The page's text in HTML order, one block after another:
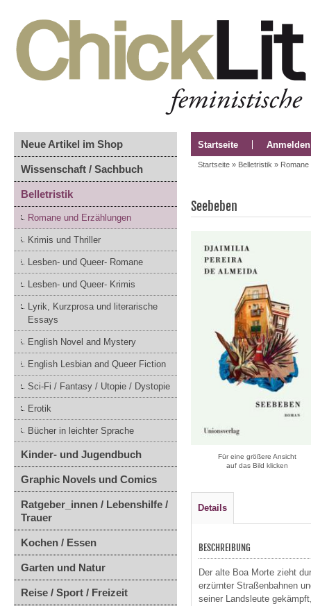
Neue Artikel im Shop
Wissenschaft / Sachbuch
Belletristik
Romane und Erzählungen
Krimis und Thriller
Lesben- und Queer- Romane
Lesben- und Queer- Krimis
Lyrik, Kurzprosa und literarische
Essays
English Novel and Mystery
English Lesbian and Queer Fiction
Sci-Fi / Fantasy / Utopie / Dystopie
Erotik
Bücher in leichter Sprache
Kinder- und Jugendbuch
Graphic Novels und Comics
Ratgeber_innen / Lebenshilfe /
Trauer
Kochen / Essen
Garten und Natur
Reise / Sport / Freizeit
Startseite Anmelden
Startseite » Belletristik »
Seebeben
Für eine größere Ansicht
auf das Bild klicken
Details
BESCHREIBUNG
Der alte Boa Morte zieht
erzürnter Straßenbahnen
seiner Landsleute